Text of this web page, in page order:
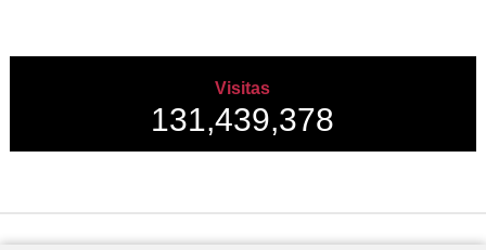
Visitas
131,439,378